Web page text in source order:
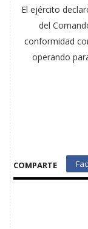
El ejército
del
conformidad
operando
COMPARTE